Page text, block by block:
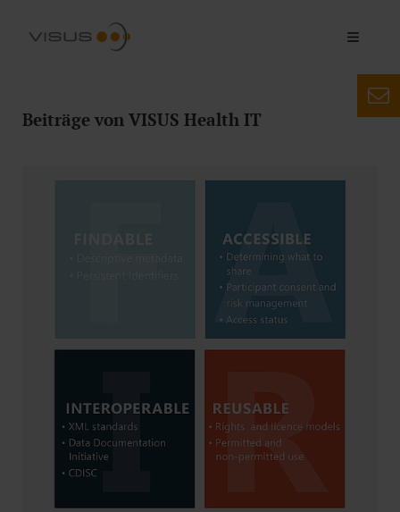
Beiträge von VISUS Health IT